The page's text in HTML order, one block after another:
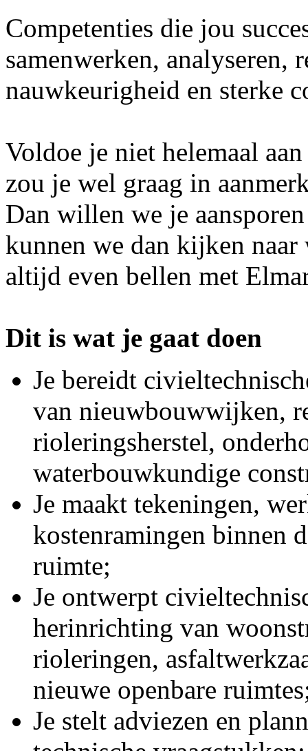
Competenties die jou
samenwerken, analyseren,
nauwkeurigheid en sterke
Voldoe je niet helemaal
zou je wel graag in
Dan willen we je
kunnen we dan kijken
altijd even bellen met
Dit is wat je gaat doen
Je bereidt
van nieuwbouwwijken,
rioleringsherstel,
waterbouwkundige
Je maakt tekeningen,
kostenramingen binnen
ruimte;
Je ontwerpt
herinrichting van
rioleringen,
nieuwe openbare
Je stelt adviezen en